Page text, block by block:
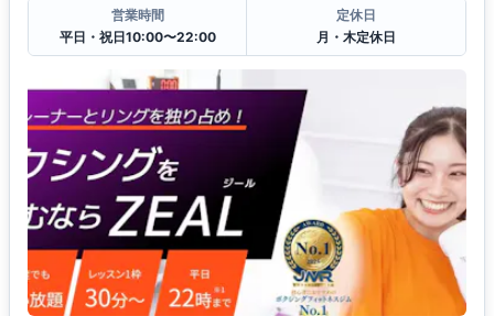
営業時間
平日・祝日10:00〜22:00
定休日
月・木定休日